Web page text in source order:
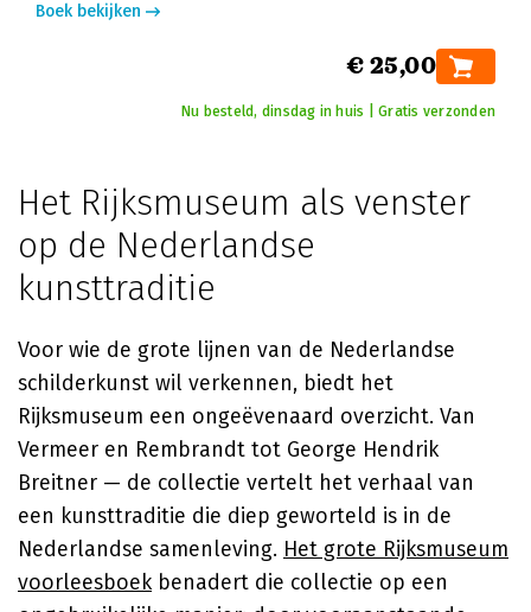
Boek bekijken
€ 25,00
Nu besteld, dinsdag in huis | Gratis verzonden
Het Rijksmuseum als venster
op de Nederlandse
kunsttraditie
Voor wie de grote lijnen van de Nederlandse
schilderkunst wil verkennen, biedt het
Rijksmuseum een ongeëvenaard overzicht. Van
Vermeer en Rembrandt tot George Hendrik
Breitner — de collectie vertelt het verhaal van
een kunsttraditie die diep geworteld is in de
Nederlandse samenleving. Het grote Rijksmuseum
voorleesboekbenadert die collectie op een